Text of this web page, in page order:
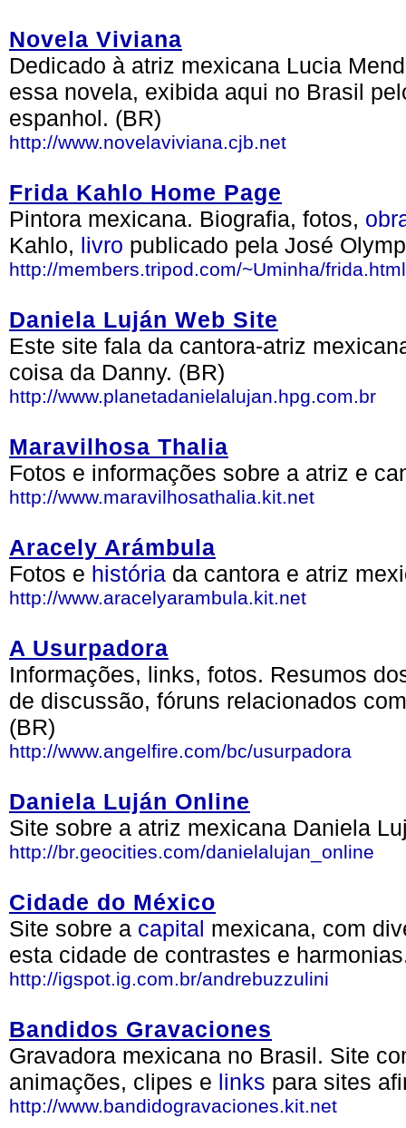
Novela Viviana
Dedicado à atriz mexicana Lucia
essa novela, exibida aqui no Brasil
espanhol. (BR)
http://www.novelaviviana.cjb.net
Frida Kahlo Home Page
Pintora mexicana. Biografia, fotos,
Kahlo, livro publicado pela José
http://members.tripod.com/~Uminha/frida.html
Daniela Luján Web Site
Este site fala da cantora-atriz
coisa da Danny. (BR)
http://www.planetadanielalujan.hpg.com.br
Maravilhosa Thalia
Fotos e informações sobre a atriz e
http://www.maravilhosathalia.kit.net
Aracely Arámbula
Fotos e história da cantora e atriz
http://www.aracelyarambula.kit.net
A Usurpadora
Informações, links, fotos. Resumos
de discussão, fóruns relacionados
(BR)
http://www.angelfire.com/bc/usurpadora
Daniela Luján Online
Site sobre a atriz mexicana Daniela
http://br.geocities.com/danielalujan_online
Cidade do México
Site sobre a capital mexicana, com
esta cidade de contrastes e
http://igspot.ig.com.br/andrebuzzulini
Bandidos Gravaciones
Gravadora mexicana no Brasil. Site
animações, clipes e links para sites
http://www.bandidogravaciones.kit.net